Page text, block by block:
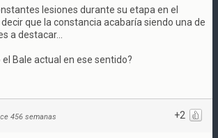
lesiones durante su etapa en el
que la constancia acabaría siendo una de
a destacar...
Bale actual en ese sentido?
+2
456 semanas